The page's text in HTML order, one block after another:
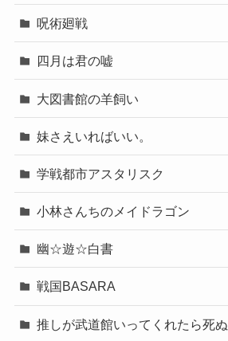
呪術廻戦
四月は君の嘘
大図書館の羊飼い
妹さえいればいい。
学戦都市アスタリスク
小林さんちのメイドラゴン
幽☆遊☆白書
戦国BASARA
推しが武道館いってくれたら死ぬ